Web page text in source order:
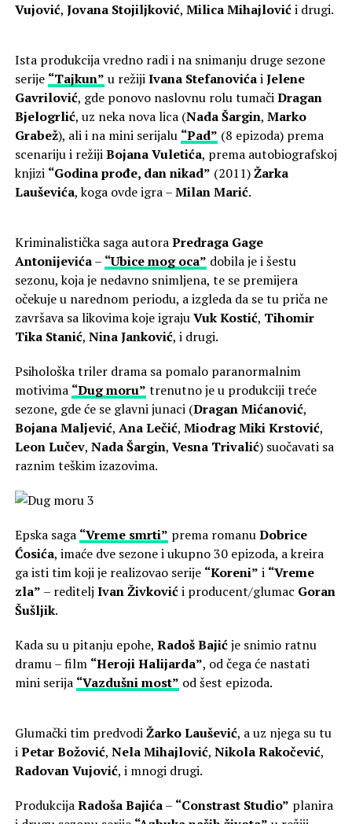
Vujović, Jovana Stojiljković, Milica Mihajlovići drugi.
Ista produkcija vredno radi i na snimanju druge sezone
serije “Tajkun” u režijiIvana StefanovićaiJelene
Gavrilović, gde ponovo naslovnu rolu tumačiDragan
Bjelogrlić, uz neka nova lica (Nada Šargin, Marko
Grabež), ali i na mini serijalu “Pad” (8 epizoda) prema
scenariju i režijiBojana Vuletića, prema autobiografskoj
knjizi “Godina prođe, dan nikad” (2011)Žarka
Lauševića, koga ovde igra –Milan Marić.
Kriminalistička saga autoraPredraga Gage
Antonijevića– “Ubice mog oca” dobila je i šestu
sezonu, koja je nedavno snimljena, te se premijera
očekuje u narednom periodu, a izgleda da se tu priča ne
završava sa likovima koje igrajuVuk Kostić, Tihomir
Tika Stanić, Nina Janković, i drugi.
Psihološka triler drama sa pomalo paranormalnim
motivima “Dug moru” trenutno je u produkciji treće
sezone, gde će se glavni junaci (Dragan Mićanović,
Bojana Maljević, Ana Lečić, Miodrag Miki Krstović,
Leon Lučev, Nada Šargin, Vesna Trivalić) suočavati sa
raznim teškim izazovima.
Epska saga “Vreme smrti” prema romanuDobrice
Ćosića, imaće dve sezone i ukupno 30 epizoda, a kreira
ga isti tim koji je realizovao serije “Koreni” i “Vreme
zla” – reditelj Ivan Živkovići producent/glumac Goran
Šušljik.
Kada su u pitanju epohe, Radoš Bajićje snimio ratnu
dramu – film “Heroji Halijarda”, od čega će nastati
mini serija “Vazdušni most” od šest epizoda.
Glumački tim predvodiŽarko Laušević, a uz njega su tu
iPetar Božović, Nela Mihajlović, Nikola Rakočević,
Radovan Vujović, i mnogi drugi.
ProdukcijaRadoša Bajića– “Constrast Studio” planira